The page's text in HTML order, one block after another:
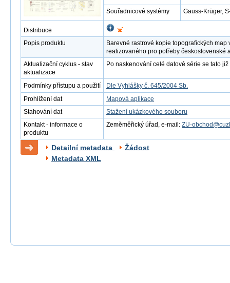
Souřadnicové systémy Gauss-Krüger,
Distribuce
Popis produktu
Barevné rastrové kopie topografických
realizovaného pro potřeby československé
Aktualizační cyklus - stav
aktualizace
Po naskenování celé datové série se tato
Podmínky přístupu a použití
Dle Vyhlášky č. 645/2004 Sb.
Prohlížení dat
Mapová aplikace
Stahování dat
Stažení ukázkového souboru
Kontakt - informace o
produktu
Zeměměřický úřad, e-mail: ZU-
Detailní metadata
Žádost
Metadata XML